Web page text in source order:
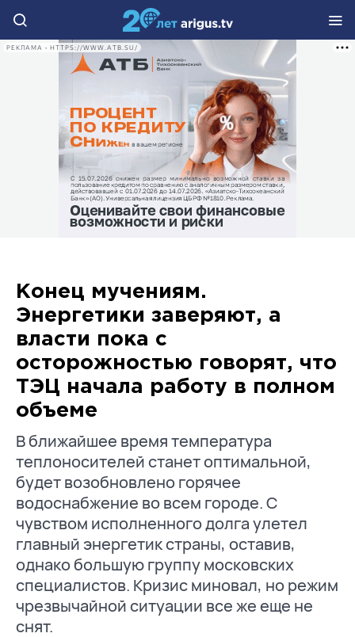
РЕКЛАМА • HTTPS://WWW.ATB.SU/
Конец мучениям.
Энергетики заверяют, а
власти пока с
осторожностью говорят, что
ТЭЦ начала работу в полном
объеме
В ближайшее время температура
теплоносителей станет оптимальной,
будет возобновлено горячее
водоснабжение во всем городе. С
чувством исполненного долга улетел
главный энергетик страны, оставив,
однако большую группу московских
специалистов. Кризис миновал, но режим
чрезвычайной ситуации все же еще не
снят.